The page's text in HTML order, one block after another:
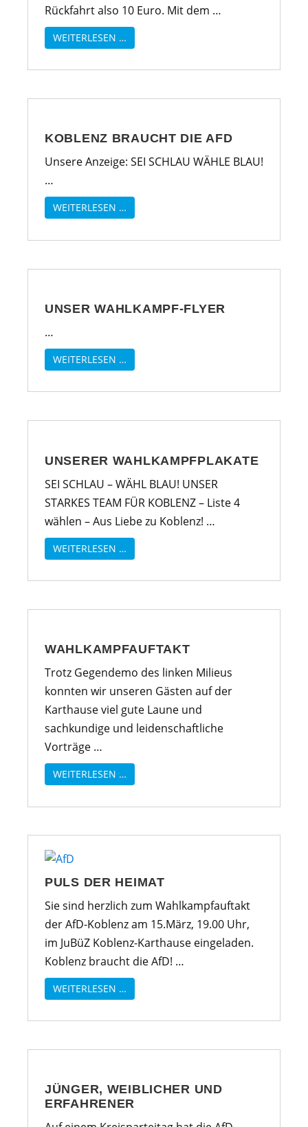
Rückfahrt also 10 Euro. Mit dem …
WEITERLESEN …
KOBLENZ BRAUCHT DIE AFD
Unsere Anzeige: SEI SCHLAU WÄHLE BLAU!
…
WEITERLESEN …
UNSER WAHLKAMPF-FLYER
…
WEITERLESEN …
UNSERER WAHLKAMPFPLAKATE
SEI SCHLAU – WÄHL BLAU! UNSER
STARKES TEAM FÜR KOBLENZ – Liste 4
wählen – Aus Liebe zu Koblenz! …
WEITERLESEN …
WAHLKAMPFAUFTAKT
Trotz Gegendemo des linken Milieus
konnten wir unseren Gästen auf der
Karthause viel gute Laune und
sachkundige und leidenschaftliche
Vorträge …
WEITERLESEN …
PULS DER HEIMAT
Sie sind herzlich zum Wahlkampfauftakt
der AfD-Koblenz am 15.März, 19.00 Uhr,
im JuBüZ Koblenz-Karthause eingeladen.
Koblenz braucht die AfD! …
WEITERLESEN …
JÜNGER, WEIBLICHER UND
ERFAHRENER